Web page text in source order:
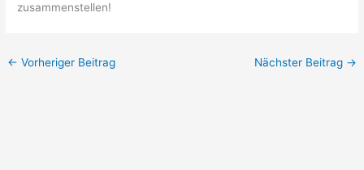
zusammenstellen!
← Vorheriger Beitrag Nächster Beitrag →